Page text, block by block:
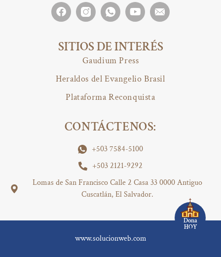
CONTÁCTENOS:
+503 7584-5100
+503 2121-9292
Lomas de San Francisco Calle 2 Casa 33 0000 Antiguo
Cuscatlán, El Salvador.
SITIOS DE INTERÉS
Gaudium Press
Heraldos del Evangelio Brasil
Plataforma Reconquista
www.solucionweb.com
Dona
HOY